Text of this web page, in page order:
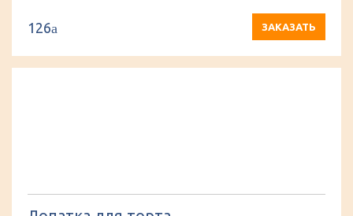
126a ЗАКАЗАТЬ